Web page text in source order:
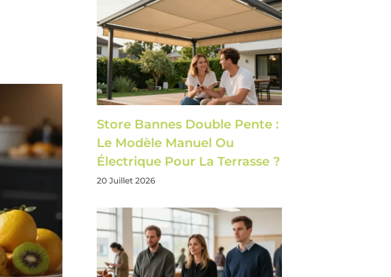
Store Bannes Double Pente :
Le Modèle Manuel Ou
Électrique Pour La Terrasse ?
20 Juillet 2026